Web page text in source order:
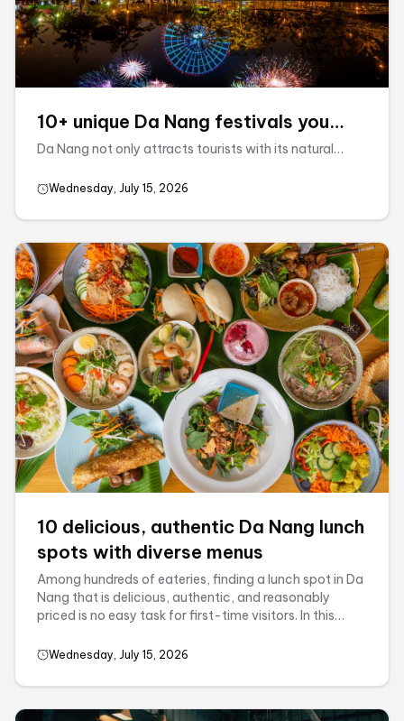
10+ unique Da Nang festivals you
must experience
Da Nang not only attracts tourists with its natural
expressed through a series of vibrant festivals held
Wednesday, July 15, 2026
10 delicious, authentic Da Nang lunch
spots with diverse menus
Among hundreds of eateries, finding a lunch spot in Da
Nang that is delicious, authentic, and reasonably
priced is no easy task for first-time visitors. In this
Wednesday, July 15, 2026